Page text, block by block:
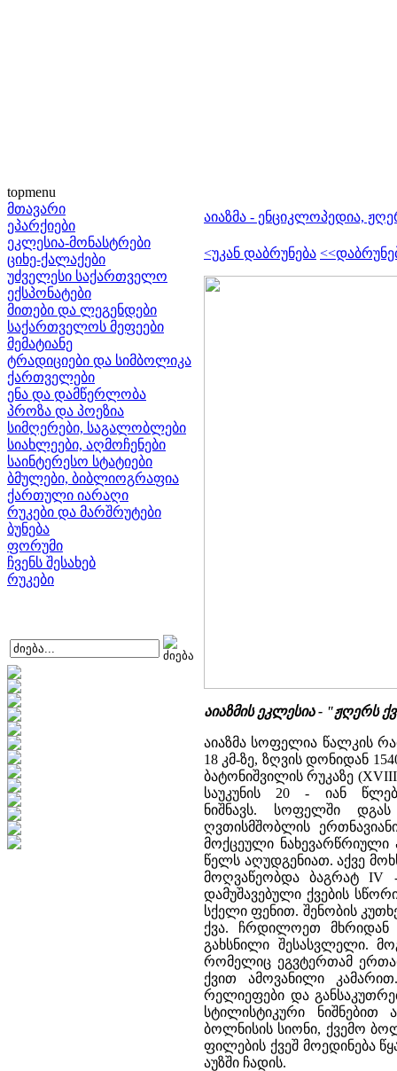
topmenu
მთავარი
ეპარქიები
ეკლესია-მონასტრები
ციხე-ქალაქები
უძველესი საქართველო
ექსპონატები
მითები და ლეგენდები
საქართველოს მეფეები
მემატიანე
ტრადიციები და სიმბოლიკა
ქართველები
ენა და დამწერლობა
პროზა და პოეზია
სიმღერები, საგალობლები
სიახლეები, აღმოჩენები
საინტერესო სტატიები
ბმულები, ბიბლიოგრაფია
ქართული იარაღი
რუკები და მარშრუტები
ბუნება
ფორუმი
ჩვენს შესახებ
რუკები
აიაზმა - ენციკლოპედია,
<უკან დაბრუნება
აიაზმის ეკლესია - "ჟღერს
აიაზმა სოფელია წალკის
18 კმ-ზე, ზღვის დონიდან
ბატონიშვილის რუკაზე
საუკუნის 20 - იან
ნიშნავს. სოფელში
ღვთისმშობლის
მოქცეული ნახევარწრიული
წელს აღუდგენიათ. აქვე
მოღვაწეობდა ბაგრატ IV
დამუშავებული ქვების
სქელი ფენით. შენობის
ქვა. ჩრდილოეთ მხრიდან
გახსნილი შესასვლელი.
რომელიც ეგვტერთამ
ქვით ამოვანილი
რელიეფები და
სტილისტიკური
ბოლნისის სიონი, ქვემო
ფილების ქვეშ მოედინება
აუზში ჩადის.